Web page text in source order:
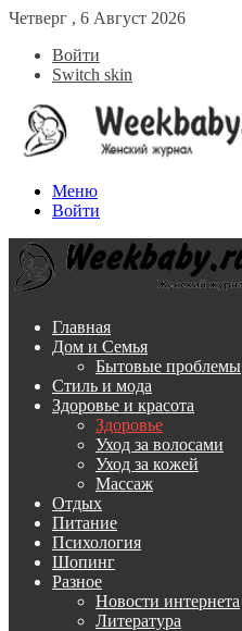
Четверг , 6 Август 2026
Войти
Switch skin
Меню
Войти
Главная
Дом и Семья
Бытовые проблемы
Стиль и мода
Здоровье и красота
Здоровье
Уход за волосами
Уход за кожей
Массаж
Отдых
Питание
Психология
Шопинг
Разное
Новости интернета
Литература